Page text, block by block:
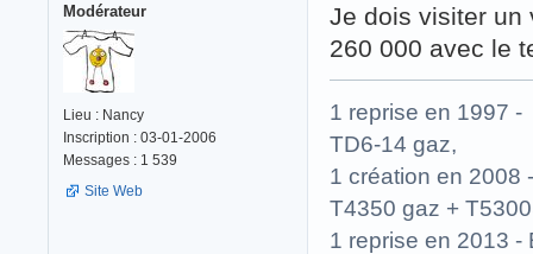
Modérateur
Lieu : Nancy
Inscription : 03-01-2006
Messages : 1 539
Site Web
Je dois visiter un
260 000 avec le
1 reprise en 1997
TD6-14 gaz,
1 création en 2008
T4350 gaz +
1 reprise en 2013 -